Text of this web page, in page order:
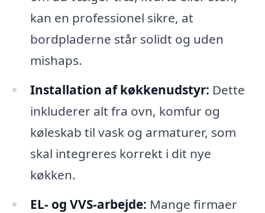
kan en professionel sikre, at
bordpladerne står solidt og uden
mishaps.
Installation af køkkenudstyr: Dette
inkluderer alt fra ovn, komfur og
køleskab til vask og armaturer, som
skal integreres korrekt i dit nye
køkken.
EL- og VVS-arbejde: Mange firmaer